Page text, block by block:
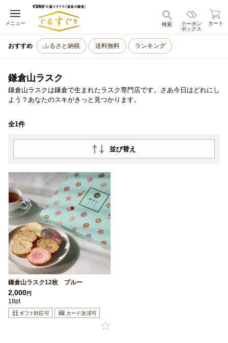
メニュー
キャンセル
クーポン
ボックス
検索 カート
おすすめ ふるさと納税 送料無料 ランキング
鎌倉山ラスク
鎌倉山ラスクは鎌倉で生まれたラスク専門店です。さあ今日はどれにし
よう？あなたのスキがきっと見つかります。
全1件
並び替え
鎌倉山ラスク12枚 ブルー
2,000円
18pt